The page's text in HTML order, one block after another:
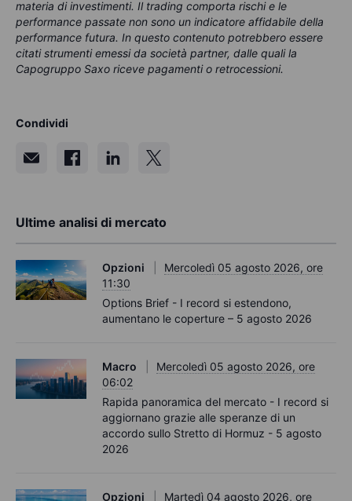
materia di investimenti. Il trading comporta rischi e le
performance passate non sono un indicatore affidabile della
performance futura. In questo contenuto potrebbero essere
citati strumenti emessi da società partner, dalle quali la
Capogruppo Saxo riceve pagamenti o retrocessioni.
Condividi
Ultime analisi di mercato
Opzioni
Mercoledì 05 agosto 2026, ore
11:30
Options Brief - I record si estendono,
aumentano le coperture – 5 agosto 2026
Macro
Mercoledì 05 agosto 2026, ore
06:02
Rapida panoramica del mercato - I record si
aggiornano grazie alle speranze di un
accordo sullo Stretto di Hormuz - 5 agosto
2026
Opzioni
Martedì 04 agosto 2026, ore